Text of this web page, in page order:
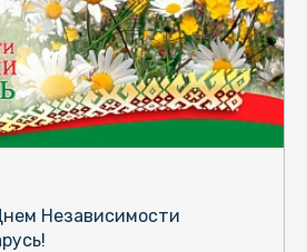
Независимости